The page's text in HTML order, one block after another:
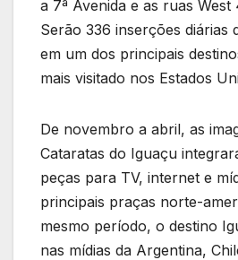
a 7ª Avenida e as ruas West
Serão 336 inserções diárias
em um dos principais
mais visitado nos Estados
De novembro a abril, as
Cataratas do Iguaçu
peças para TV, internet e
principais praças norte-
mesmo período, o destino
nas mídias da Argentina,